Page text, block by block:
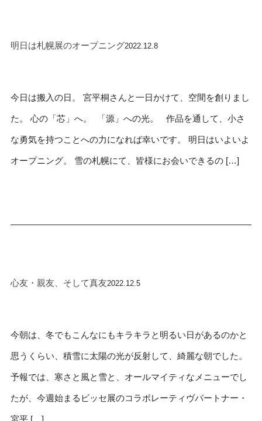
明日は札幌展のオープニング2022.12.8
今日は搬入の日。 宮平桐さんと一日かけて、空間を創りまし
た。 心の「芯」へ。 「源」への光。 作品を通して、小さ
な勇気を持つことへの力になれば幸いです。 明日はいよいよ
オープニング。 雪の札幌にて、皆様にお会いできるの […]
心友・親友、そして真友2022.12.5
今朝は、冬でもこんなにもキラキラと明るい日があるのかと
思うくらい、積雪に太陽の光が反射して、綺麗な朝でした。
予報では、寒さと風と雪と、オールマイティなメニューでし
たが、今週始まるビッセ展のコラボレーティヴパートナー・
宮平 […]